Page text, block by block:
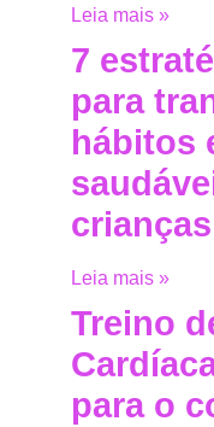
Leia mais »
7
para
hábitos
crianças
Leia mais »
Treino
para o